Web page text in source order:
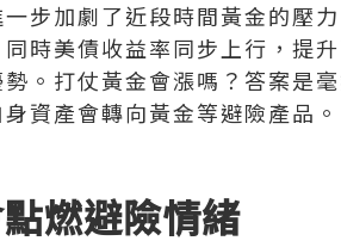
步加劇了近段時間黃金的壓
時美債收益率同步上行，提
。打仗黃金會漲嗎？答案是
資產會轉向黃金等避險產品。
燃避險情緒